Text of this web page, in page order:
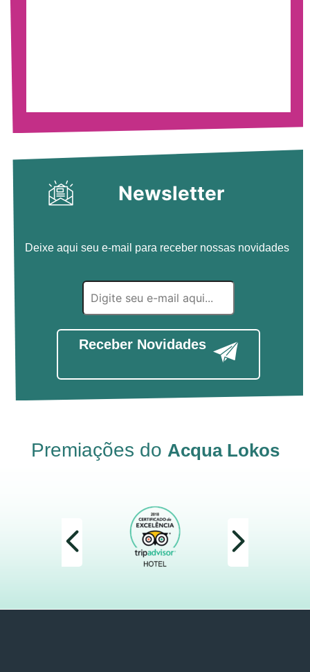
Newsletter
Deixe aqui seu e-mail para receber nossas novidades
Receber Novidades
Premiações do Acqua Lokos